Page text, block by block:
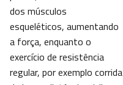
dos músculos
esqueléticos, aumentando
a força, enquanto o
exercício de resistência
regular, por exemplo corrida